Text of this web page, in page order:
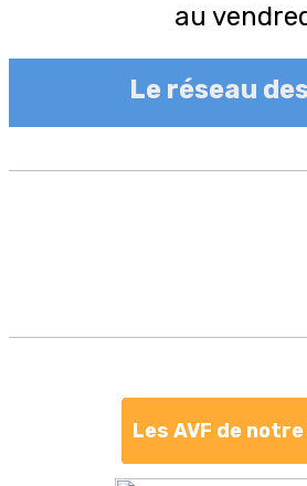
au
Le réseau
Les AVF de